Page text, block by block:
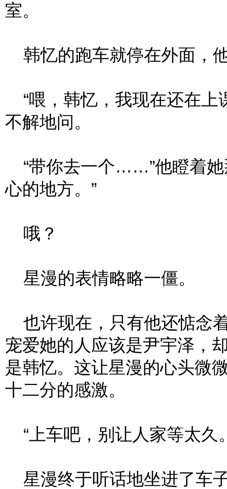
室。
韩忆的跑车就停在外面，
“喂，韩忆，我现在还在上
不解地问。
“带你去一个……”他瞪着她
心的地方。”
哦？
星漫的表情略略一僵。
也许现在，只有他还惦念
宠爱她的人应该是尹宇泽，
是韩忆。这让星漫的心头微
十二分的感激。
“上车吧，别让人家等太久
星漫终于听话地坐进了车